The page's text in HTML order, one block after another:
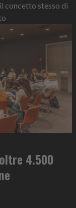
concetto stesso di
4.500